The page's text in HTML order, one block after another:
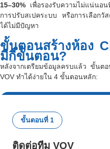
15–30% เพื่อรองรับความไม่แน่นอ
การปรับสเปคระบบ หรือการเลือกวั
ได้ไม่มีปัญหา
ขั้นตอนสร้างห้อง
มีกี่ขั้นตอน?
หลังจากเตรียมข้อมูลครบแล้ว ขั้นต
VOV ทำได้ง่ายใน 4 ขั้นตอนหลัก:
ขั้นตอนที่ 1
ติดต่อทีม VOV